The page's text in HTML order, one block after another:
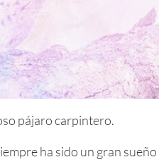
pájaro carpintero.
ha sido un gran